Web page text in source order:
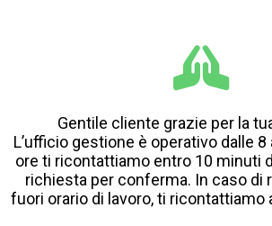
Gentile cliente grazie per la
L’ufficio gestione è operativo dalle
ore ti ricontattiamo entro 10 minuti
richiesta per conferma. In caso di
fuori orario di lavoro, ti ricontattiamo